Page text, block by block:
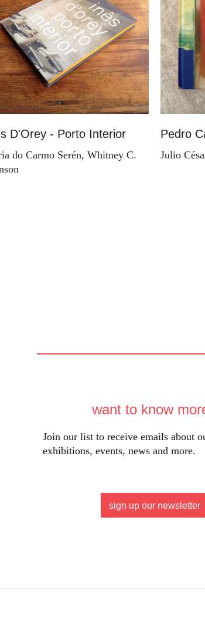
D'Orey - Porto Interior
do Carmo Serén, Whitney C.
Pedro
Julio
want to know
Join our list to receive emails about
exhibitions, events, news and more.
sign up our newsletter